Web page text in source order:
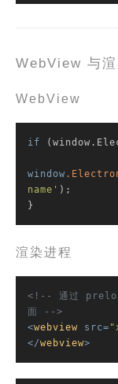
WebView 与
WebView
if
window
name' );
}
渲染进程
<!-- 通过
面 -->
<webview src=
</webview>